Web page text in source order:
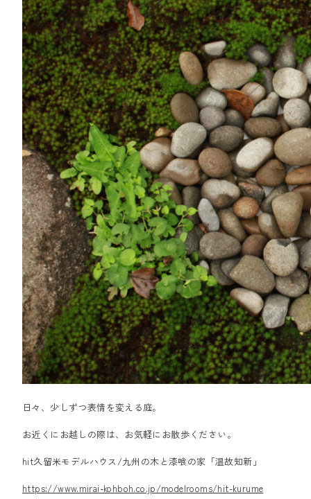
日々、少しずつ表情を変える庭。
お近くにお越しの際は、お気軽にお散歩ください。
hit久留米モデルハウス/九州の木と漆喰の家「温故知新」
https://www.mirai-kohboh.co.jp/modelrooms/hit-kurume